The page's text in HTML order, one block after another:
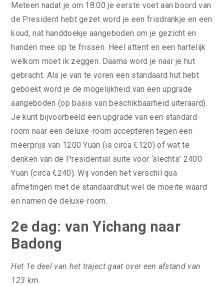
Meteen nadat je om 18.00 je eerste voet aan boord van
de President hebt gezet word je een frisdrankje en een
koud, nat handdoekje aangeboden om je gezicht en
handen mee op te frissen. Heel attent en een hartelijk
welkom moet ik zeggen. Daarna word je naar je hut
gebracht. Als je van te voren een standaard hut hebt
geboekt word je de mogelijkheid van een upgrade
aangeboden (op basis van beschikbaarheid uiteraard).
Je kunt bijvoorbeeld een upgrade van een standard-
room naar een deluxe-room accepteren tegen een
meerprijs van 1200 Yuan (is circa €120) of wat te
denken van de Presidential suite voor ‘slechts’ 2400
Yuan (circa €240). Wij vonden het verschil qua
afmetingen met de standaardhut wel de moeite waard
en namen de deluxe-room.
2e dag: van Yichang naar
Badong
Het 1e deel van het traject gaat over een afstand van
123 km.